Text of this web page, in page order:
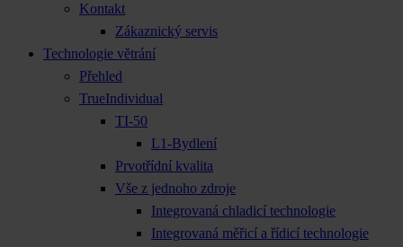
Kontakt
Zákaznický servis
Technologie větrání
Přehled
TrueIndividual
TI-50
L1-Bydlení
Prvotřídní kvalita
Vše z jednoho zdroje
Integrovaná chladicí technologie
Integrovaná měřicí a řídicí technologie